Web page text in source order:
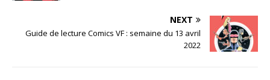
NEXT
Guide de lecture Comics VF : semaine du 13 avril
2022